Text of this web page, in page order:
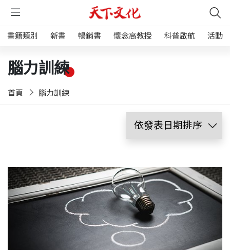
書籍類別 新書 暢銷書 懷念高教授 科普啟航 活動
腦力訓練
首頁 腦力訓練